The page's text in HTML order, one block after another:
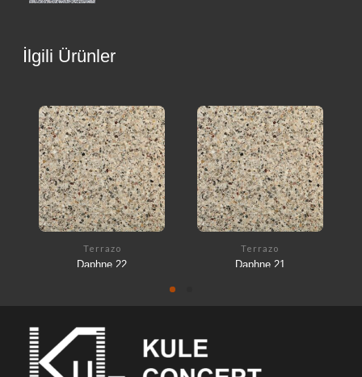
İlgili Ürünler
Terrazo
Daphne 22
Terrazo
Daphne 21